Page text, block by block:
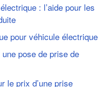
: l’aide pour les
pour véhicule électrique
pose de prise de
le prix d’une prise